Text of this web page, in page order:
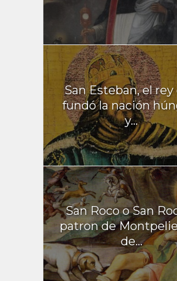
San Esteban, el rey
fundó la nación
y...
San Roco o San
patron de
de...